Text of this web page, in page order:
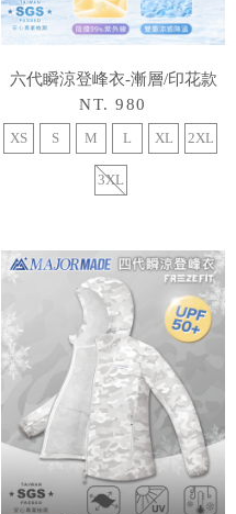
六代瞬涼登峰衣-漸層/印花款
NT. 980
XS S M L XL 2XL
3XL